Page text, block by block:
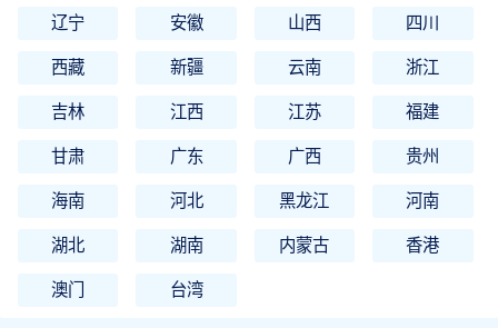
辽宁 安徽 山西 四川
西藏 新疆 云南 浙江
吉林 江西 江苏 福建
甘肃 广东 广西 贵州
海南 河北 黑龙江 河南
湖北 湖南 内蒙古 香港
澳门 台湾